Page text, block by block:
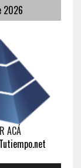
2026
ACÁ